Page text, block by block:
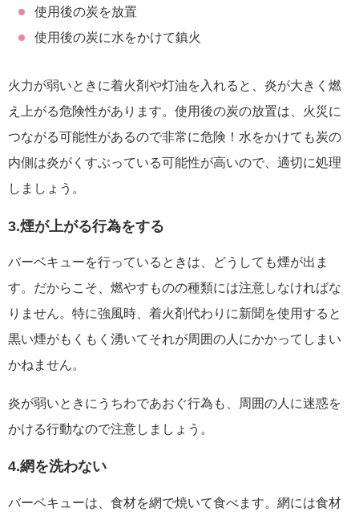
使用後の炭を放置
使用後の炭に水をかけて鎮火
火力が弱いときに着火剤や灯油を入れると、炎が大きく燃
え上がる危険性があります。使用後の炭の放置は、火災に
つながる可能性があるので非常に危険！水をかけても炭の
内側は炎がくすぶっている可能性が高いので、適切に処理
しましょう。
3.煙が上がる行為をする
バーベキューを行っているときは、どうしても煙が出ま
す。だからこそ、燃やすものの種類には注意しなければな
りません。特に強風時、着火剤代わりに新聞を使用すると
黒い煙がもくもく湧いてそれが周囲の人にかかってしまい
かねません。
炎が弱いときにうちわであおぐ行為も、周囲の人に迷惑を
かける行動なので注意しましょう。
4.網を洗わない
バーベキューは、食材を網で焼いて食べます。網には食材